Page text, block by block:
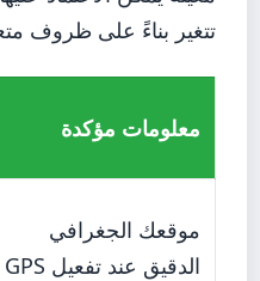
تتغير بناءً على ظروف
معلومات مؤكدة
موقعك الجغرافي
الدقيق عند تفعيل GPS